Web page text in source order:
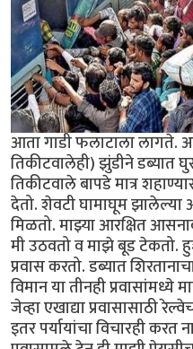
आता गाडी फलाटाला लागते.
तिकीटवालेही) झुंडीने डब्यात
तिकीटवाले बापडे मात्र
देतो. शेवटी घामाघूम झालेल्या
मिळतो. माझ्या आरक्षित
मी उठवतो व माझे बूड टेकतो.
प्रवास करतो. डब्यात
विमान या तीनही
जेव्हा एखाद्या प्रवासासाठी
इतर पर्यायांचा विचारही